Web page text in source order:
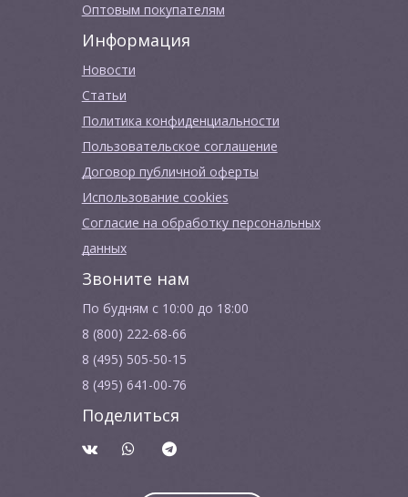
Оптовым покупателям
Информация
Новости
Cтатьи
Политика конфиденциальности
Пользовательское соглашение
Договор публичной оферты
Использование cookies
Согласие на обработку персональных
данных
Звоните нам
По будням с 10:00 до 18:00
8 (800) 222-68-66
8 (495) 505-50-15
8 (495) 641-00-76
Поделиться